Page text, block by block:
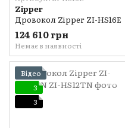
Zipper
Дровокол Zipper ZI-HS16E
124 610 грн
Немає в наявності
Відео
3
3